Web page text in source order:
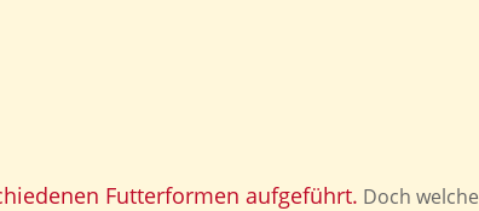
Futterformen aufgeführt. Doch welche